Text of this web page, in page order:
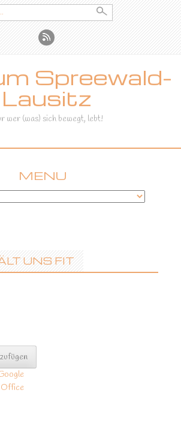
Spreewald-
Lausitz
wer (was) sich bewegt, lebt!
MENU
UNS FIT
Office